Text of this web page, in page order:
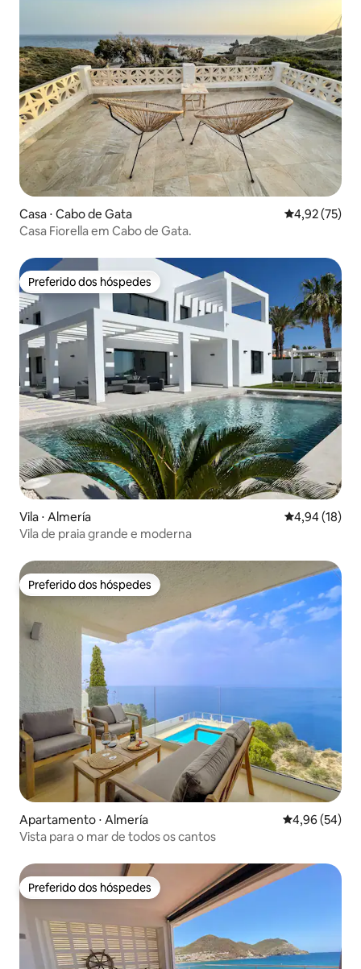
Casa ⋅ Cabo de Gata 4,92 de uma
4,92 (75)
Casa Fiorella em Cabo de Gata.
Preferido dos hóspedes
Preferido dos hóspedes
Vila ⋅ Almería 4,94 de uma
4,94 (18)
Vila de praia grande e moderna
Preferido dos hóspedes
Preferido dos hóspedes
Apartamento ⋅ Almería 4,96 de uma
4,96 (54)
Vista para o mar de todos os cantos
Preferido dos hóspedes
Preferido dos hóspedes